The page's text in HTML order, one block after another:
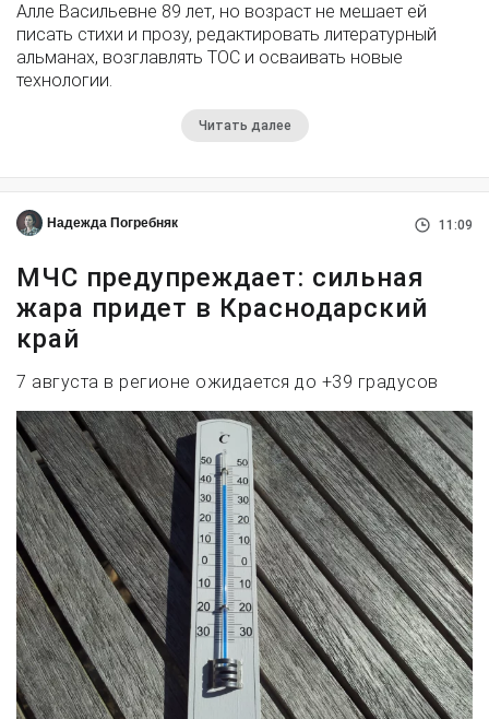
Алле Васильевне 89 лет, но возраст не мешает ей
писать стихи и прозу, редактировать литературный
альманах, возглавлять ТОС и осваивать новые
технологии.
Читать далее
Надежда Погребняк 11:09
МЧС предупреждает: сильная
жара придет в Краснодарский
край
7 августа в регионе ожидается до +39 градусов